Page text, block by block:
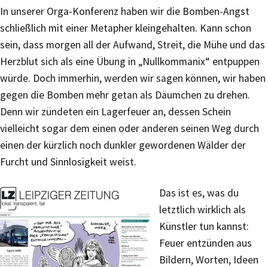
In unserer Orga-Konferenz haben wir die Bomben-Angst
schließlich mit einer Metapher kleingehalten. Kann schon
sein, dass morgen all der Aufwand, Streit, die Mühe und das
Herzblut sich als eine Übung in „Nullkommanix“ entpuppen
würde. Doch immerhin, werden wir sagen können, wir haben
gegen die Bomben mehr getan als Däumchen zu drehen.
Denn wir zündeten ein Lagerfeuer an, dessen Schein
vielleicht sogar dem einen oder anderen seinen Weg durch
einen der kürzlich noch dunkler gewordenen Wälder der
Furcht und Sinnlosigkeit weist.
Das ist es, was du
letztlich wirklich als
Künstler tun kannst:
Feuer entzünden aus
Bildern, Worten, Ideen